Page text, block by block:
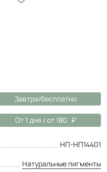
Завтра/бесплатно
От 1 дня / от 180
НП-НП14401
Натуральные пигменты